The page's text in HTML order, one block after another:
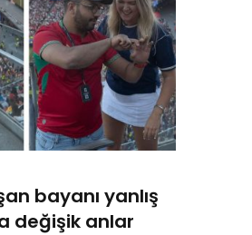
bayanı yanlış
değişik anlar